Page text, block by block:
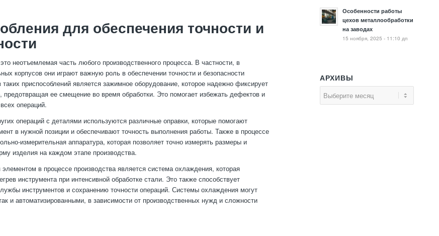
для обеспечения точности и
неотъемлемая часть любого производственного процесса. В частности, в
корпусов они играют важную роль в обеспечении точности и безопасности
приспособлений является зажимное оборудование, которое надежно фиксирует
предотвращая ее смещение во время обработки. Это помогает избежать дефектов и
операций.
операций с деталями используются различные оправки, которые помогают
в нужной позиции и обеспечивают точность выполнения работы. Также в процессе
измерительная аппаратура, которая позволяет точно измерять размеры и
изделия на каждом этапе производства.
в процессе производства является система охлаждения, которая
инструмента при интенсивной обработке стали. Это также способствует
инструментов и сохранению точности операций. Системы охлаждения могут
и автоматизированными, в зависимости от производственных нужд и сложности
Особенности работы
цехов металлообработки
на заводах
15 ноября, 2025 - 11:10 дп
АРХИВЫ